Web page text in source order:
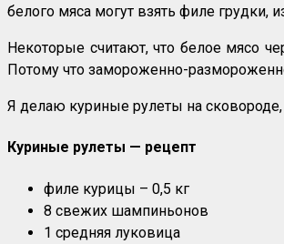
белого мяса могут взять филе грудки,
Некоторые считают, что белое мясо
Потому что замороженно-
Я делаю куриные рулеты на
Куриные рулеты — рецепт
филе курицы – 0,5 кг
8 свежих шампиньонов
1 средняя луковица